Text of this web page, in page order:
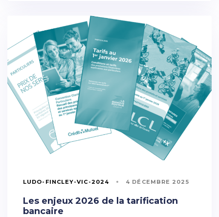
LUDO-FINCLEY-VIC-2024 4 DÉCEMBRE 2025
Les enjeux 2026 de la tarification
bancaire